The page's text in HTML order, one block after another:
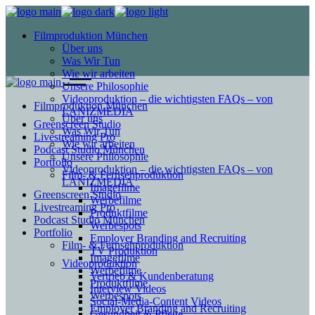
Filmproduktion München
Über uns
Was Wir Tun
Wie wir arbeiten
Unsere Philosophie
Videoproduktion – die wichtigsten FAQs – von
LANIZMEDIA
Greenscreen Studio
Livestreaming Pro
Podcast Studio München
Portfolio
Film- & Fernsehproduktion
Imagefilme
Werbefilme
Produktfilme
Werbespots
Employer Branding and Recruiting
TV Produktion
Videoproduktion
Vertrieb & Kundenberatung
Interview Videos
Social-Media-Content Videos
Filmproduktion München
Über uns
Was Wir Tun
Wie wir arbeiten
Unsere Philosophie
Videoproduktion – die wichtigsten FAQs – von
LANIZMEDIA
Greenscreen Studio
Livestreaming Pro
Podcast Studio München
Portfolio
Film- & Fernsehproduktion
Imagefilme
Werbefilme
Produktfilme
Werbespots
Employer Branding and Recruiting